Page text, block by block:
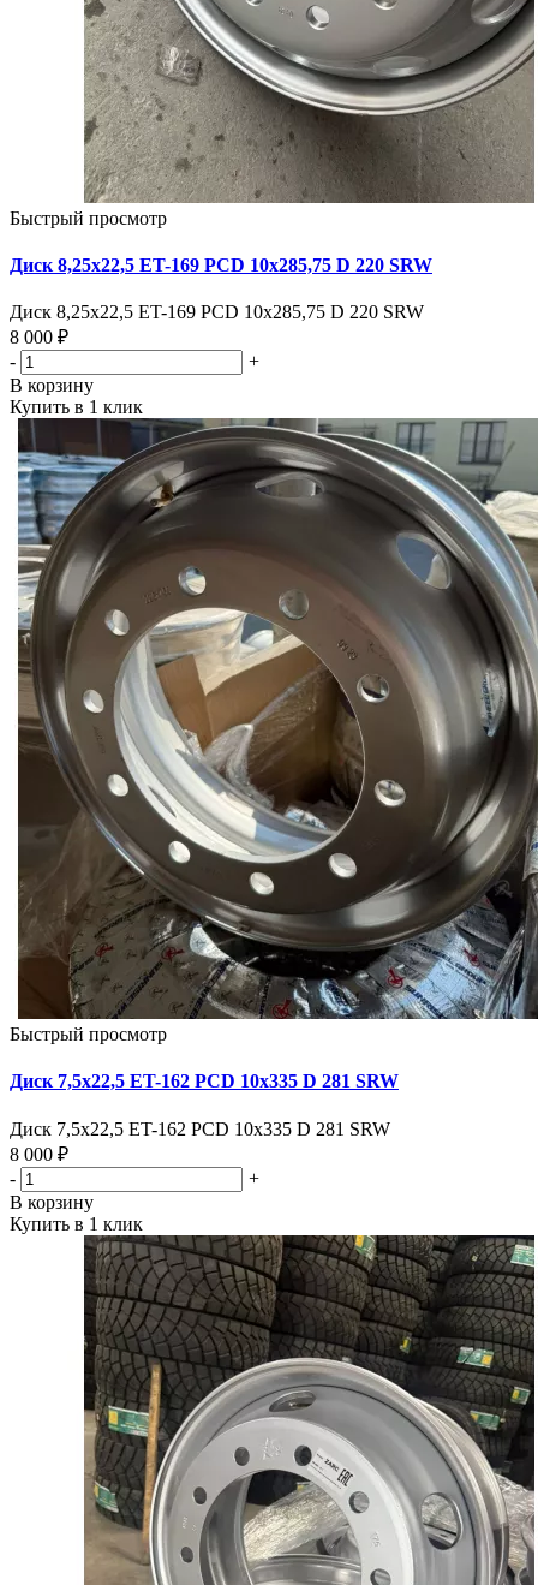
Быстрый просмотр
Диск 8,25х22,5 ET-169 PCD 10x285,75 D 220 SRW
Диск 8,25х22,5 ET-169 PCD 10x285,75 D 220 SRW
8 000 ₽
-
+
В корзину
Купить в 1 клик
Быстрый просмотр
Диск 7,5х22,5 ET-162 PCD 10x335 D 281 SRW
Диск 7,5х22,5 ET-162 PCD 10x335 D 281 SRW
8 000 ₽
-
+
В корзину
Купить в 1 клик